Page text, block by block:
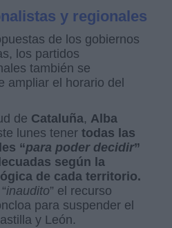
y regionales
de los gobiernos
los partidos
también se
ampliar el horario del
de Cataluña, Alba
lunes tener todas las
“para poder decidir”
según la
de cada territorio.
inaudito” el recurso
para suspender el
y León.